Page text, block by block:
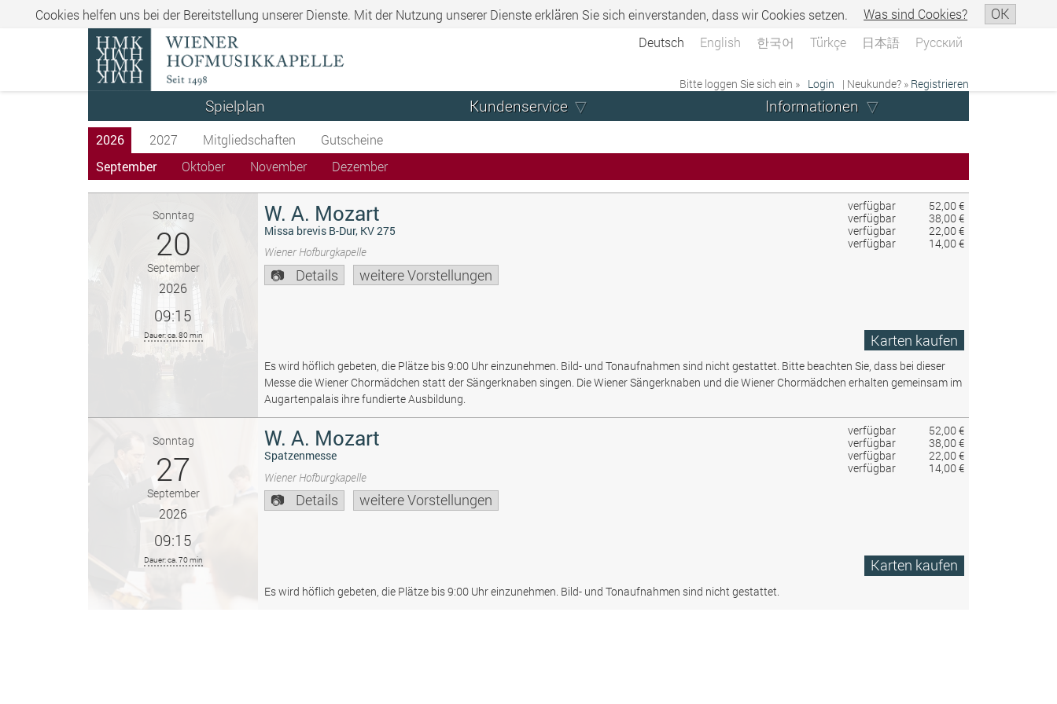
Cookies helfen uns bei der Bereitstellung unserer Dienste. Mit der Nutzung unserer Dienste erklären Sie sich einverstanden, dass wir Cookies setzen. Was sind Cookies? OK
Deutsch English 한국어 Türkçe 日本語 Русский
Bitte loggen Sie sich ein » Login | Neukunde? » Registrieren
Spielplan Kundenservice Informationen
2026 2027 Mitgliedschaften
Gutscheine
September
Oktober November Dezember
verfügbar
52,00 €
verfügbar
38,00 €
verfügbar
22,00 €
verfügbar
14,00 €
Sonntag
20
September
2026
09:15
Dauer: ca. 80 min
W. A. Mozart
Missa brevis B-Dur, KV 275
Wiener Hofburgkapelle
Details weitere Vorstellungen
Karten kaufen
Es wird höflich gebeten, die Plätze bis 9:00 Uhr einzunehmen. Bild- und Tonaufnahmen sind nicht gestattet. Bitte beachten Sie, dass bei dieser
Messe die Wiener Chormädchen statt der Sängerknaben singen. Die Wiener Sängerknaben und die Wiener Chormädchen erhalten gemeinsam im
Augartenpalais ihre fundierte Ausbildung.
verfügbar
52,00 €
verfügbar
38,00 €
verfügbar
22,00 €
verfügbar
14,00 €
Sonntag
27
September
2026
09:15
Dauer: ca. 70 min
W. A. Mozart
Spatzenmesse
Wiener Hofburgkapelle
Details weitere Vorstellungen
Karten kaufen
Es wird höflich gebeten, die Plätze bis 9:00 Uhr einzunehmen. Bild- und Tonaufnahmen sind nicht gestattet.